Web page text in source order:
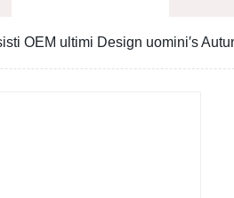
OEM ultimi Design uomini′s